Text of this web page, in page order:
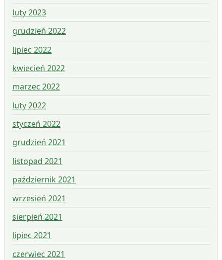
luty 2023
grudzień 2022
lipiec 2022
kwiecień 2022
marzec 2022
luty 2022
styczeń 2022
grudzień 2021
listopad 2021
październik 2021
wrzesień 2021
sierpień 2021
lipiec 2021
czerwiec 2021